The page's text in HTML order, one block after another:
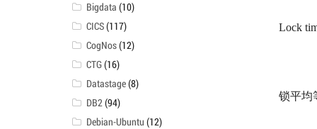
Lock
锁平均
Bigdata (10)
CICS(117)
CogNos(12)
CTG(16)
Datastage(8)
DB2(94)
Debian-Ubuntu (12)